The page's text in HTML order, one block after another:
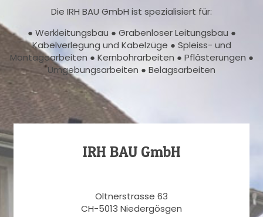
Die IRH BAU GmbH ist spezialisiert für:
● Werkleitungsbau ● Grabenloser Leitungsbau ●
Kabelverlegung und Kabelzüge ● Spleiss- und
Montagearbeiten ● Kernbohrarbeiten ● Pflästerungen ●
Umgebungsarbeiten ● Belagsarbeiten
IRH BAU GmbH
Oltnerstrasse 63
CH-5013 Niedergösgen